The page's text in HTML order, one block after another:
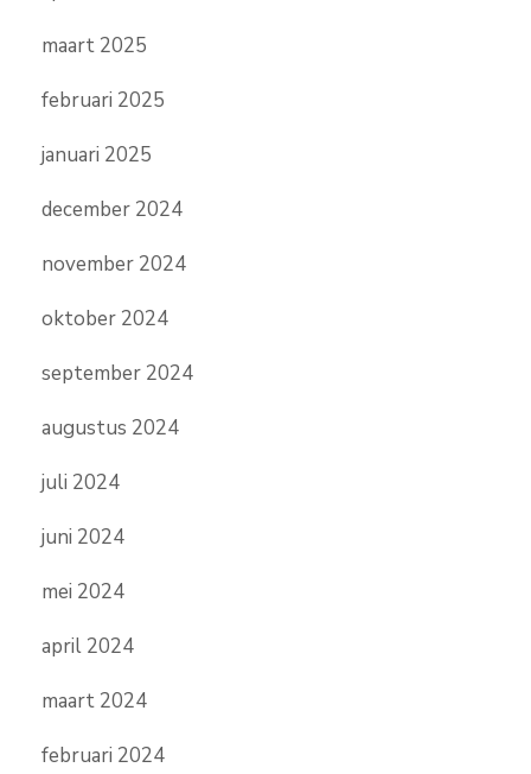
maart 2025
februari 2025
januari 2025
december 2024
november 2024
oktober 2024
september 2024
augustus 2024
juli 2024
juni 2024
mei 2024
april 2024
maart 2024
februari 2024